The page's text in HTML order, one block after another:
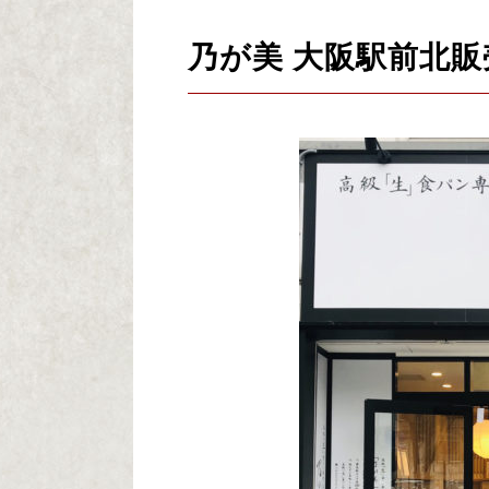
乃が美 大阪駅前北